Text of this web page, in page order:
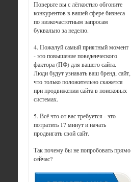
Поверьте вы с лёгкостью обгоните
конкурентов в вашей сфере бизнеса
по низкочастотным запросам
буквально за неделю.
4. Пожалуй самый приятный момент
- это повышение поведенческого
фактора (ПФ) для вашего сайта.
Люди будут узнавать ваш бренд, сайт,
что только положительно скажется
при продвижении сайта в поисковых
системах.
5. Всё что от вас требуется - это
потратить 17 минут и начать
продвигать свой сайт.
Так почему бы не попробовать прямо
сейчас?